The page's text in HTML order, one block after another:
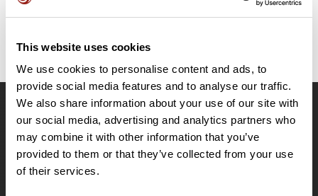
This website uses cookies
We use cookies to personalise content and ads, to
provide social media features and to analyse our traffic.
We also share information about your use of our site with
our social media, advertising and analytics partners who
may combine it with other information that you’ve
provided to them or that they’ve collected from your use
of their services.
OpenRunner
Team
Lavora con noi